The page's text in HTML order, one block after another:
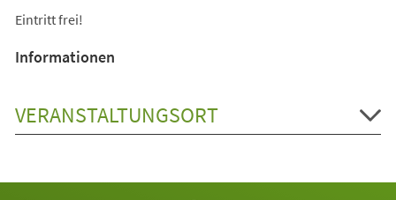
Eintritt frei!
Informationen
VERANSTALTUNGSORT